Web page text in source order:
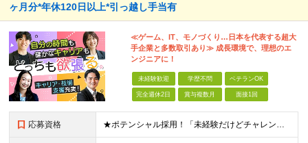
ヶ月分*年休120日以上*引っ越し手当有
≪ゲーム、IT、モノづくり…日本を代表する超大
手企業と多数取引あり≫ 成長環境で、理想のエ
ンジニアに！
未経験歓迎 学歴不問 ベテランOK
完全週休2日 賞与複数月 面接1回
応募資格 ★ポテンシャル採用！「未経験だけどチャレンジしたい」方は歓迎！ ◆学歴不問 ◆未経験・第二新卒歓迎 ◆ブランクOK ★何らかの開発・設計の経験をお持ちの方は優遇します！ 【特別な知識・スキルは必要